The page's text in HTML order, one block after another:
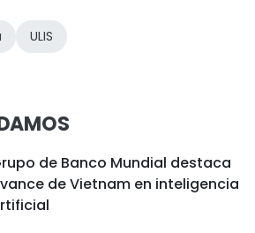
ULIS
de Banco Mundial destaca
de Vietnam en inteligencia